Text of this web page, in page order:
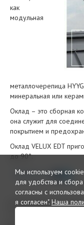
как
модульная
металлочерепица
минеральная или
Оклад – это сборная
она служит для
покрытием и
Оклад VELUX EDT
до 90°.
Поделиться
Мы используем
для удобства и сбора
согласны с
я согласен". Наша
© 2026 Интернет издание
дайджест «Кровли»